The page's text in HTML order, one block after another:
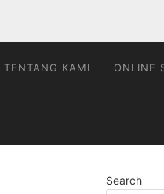
TENTANG KAMI ONLINE
Search